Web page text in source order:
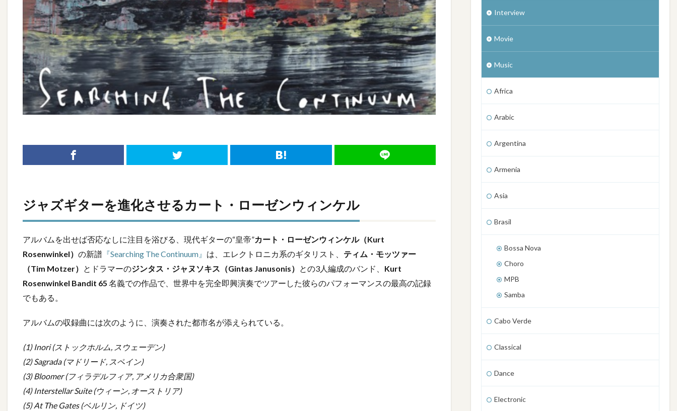
ジャズギターを進化させるカート・ローゼンウィンケル
アルバムを出せば否応なしに注目を浴びる、現代ギターの“皇帝”カート・ローゼンウィンケル（Kurt
Rosenwinkel） の新譜 『Searching The Continuum』 は、エレクトロニカ系のギタリスト、 ティム・モッツァー
（Tim Motzer） とドラマーのジンタス・ジャヌソキス（Gintas Janusonis） との3人編成のバンド、 Kurt
Rosenwinkel Bandit 65 名義での作品で、世界中を完全即興演奏でツアーした彼らのパフォーマンスの最高の記録
でもある。
アルバムの収録曲には次のように、演奏された都市名が添えられている。
(1) Inori (ストックホルム, スウェーデン)
(2) Sagrada (マドリード, スペイン)
(3) Bloomer (フィラデルフィア, アメリカ合衆国)
(4) Interstellar Suite (ウィーン, オーストリア)
(5) At The Gates (ベルリン, ドイツ)
Interview
Movie
Music
Africa
Arabic
Argentina
Armenia
Asia
Brasil
Bossa Nova
Choro
MPB
Samba
Cabo Verde
Classical
Dance
Electronic